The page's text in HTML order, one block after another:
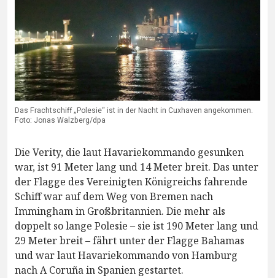
Das Frachtschiff „Polesie“ ist in der Nacht in Cuxhaven angekommen.
Foto: Jonas Walzberg/dpa
Die Verity, die laut Havariekommando gesunken
war, ist 91 Meter lang und 14 Meter breit. Das unter
der Flagge des Vereinigten Königreichs fahrende
Schiff war auf dem Weg von Bremen nach
Immingham in Großbritannien. Die mehr als
doppelt so lange Polesie – sie ist 190 Meter lang und
29 Meter breit – fährt unter der Flagge Bahamas
und war laut Havariekommando von Hamburg
nach A Coruña in Spanien gestartet.